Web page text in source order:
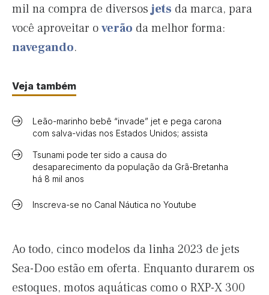
mil na compra de diversosjets da marca, para
você aproveitar overão da melhor forma:
navegando.
Veja também
Leão-marinho bebê “invade” jet e pega carona
com salva-vidas nos Estados Unidos; assista
Tsunami pode ter sido a causa do
desaparecimento da população da Grã-Bretanha
há 8 mil anos
Inscreva-se no Canal Náutica no Youtube
Ao todo, cinco modelos da linha 2023 de jets
Sea-Doo estão em oferta. Enquanto durarem os
estoques, motos aquáticas como o RXP-X 300